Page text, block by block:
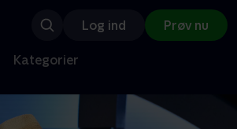
Log ind Prøv nu
Kategorier